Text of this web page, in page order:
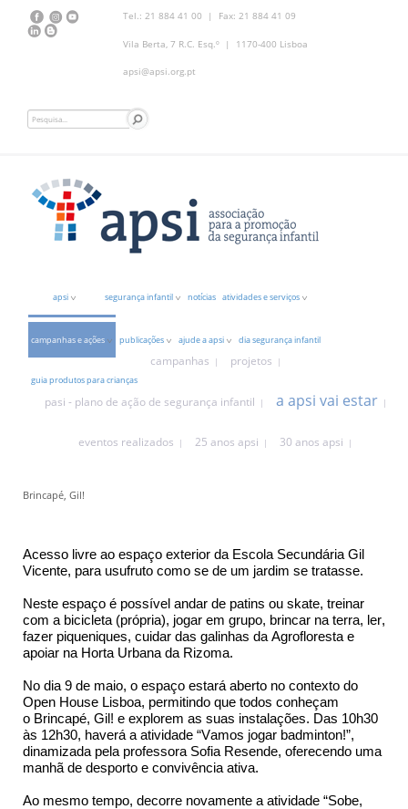
Tel.: 21 884 41 00 | Fax: 21 884 41 09
Vila Berta, 7 R.C. Esq.º | 1170-400 Lisboa
apsi@apsi.org.pt
apsi segurança infantil notícias atividades e serviços
campanhas e ações publicações ajude a apsi dia segurança infantil
guia produtos para crianças
campanhas projetos
pasi - plano de ação de segurança infantil a apsi vai estar
eventos realizados 25 anos apsi 30 anos apsi
Brincapé, Gil!
Acesso livre ao espaço exterior da Escola Secundária Gil
Vicente, para usufruto como se de um jardim se tratasse.
Neste espaço é possível andar de patins ou skate, treinar
com a bicicleta (própria), jogar em grupo, brincar na terra, ler,
fazer piqueniques, cuidar das galinhas da Agrofloresta e
apoiar na Horta Urbana da Rizoma.
No dia 9 de maio, o espaço estará aberto no contexto do
Open House Lisboa, permitindo que todos conheçam
o Brincapé, Gil! e explorem as suas instalações. Das 10h30
às 12h30, haverá a atividade “Vamos jogar badminton!”,
dinamizada pela professora Sofia Resende, oferecendo uma
manhã de desporto e convivência ativa.
Ao mesmo tempo, decorre novamente a atividade “Sobe,